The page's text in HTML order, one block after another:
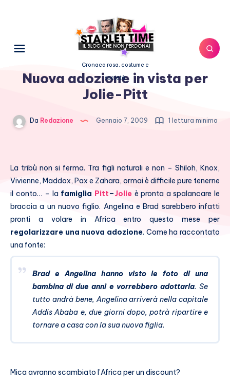
Cronaca rosa, costume e
società
Nuova adozione in vista per
Jolie-Pitt
Da Redazione Gennaio 7, 2009 1 lettura minima
La tribù non si ferma. Tra figli naturali e non – Shiloh, Knox,
Vivienne, Maddox, Pax e Zahara, ormai è difficile pure tenerne
il conto… – la famiglia Pitt–Jolie è pronta a spalancare le
braccia a un nuovo figlio. Angelina e Brad sarebbero infatti
pronti a volare in Africa entro questo mese per
regolarizzare una nuova adozione. Come ha raccontato
una fonte:
Brad e Angelina hanno visto le foto di una
bambina di due anni e vorrebbero adottarla. Se
tutto andrà bene, Angelina arriverà nella capitale
Addis Ababa e, due giorni dopo, potrà ripartire e
tornare a casa con la sua nuova figlia.
Mica avranno scambiato l’Africa per un discount?